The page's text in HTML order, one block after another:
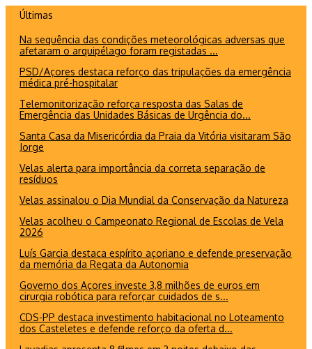
conteúdo
Últimas
Na sequência das condições meteorológicas adversas que
afetaram o arquipélago foram registadas ...
PSD/Açores destaca reforço das tripulações da emergência
médica pré-hospitalar
Telemonitorização reforça resposta das Salas de
Emergência das Unidades Básicas de Urgência do...
Santa Casa da Misericórdia da Praia da Vitória visitaram São
Jorge
Velas alerta para importância da correta separação de
resíduos
Velas assinalou o Dia Mundial da Conservação da Natureza
Velas acolheu o Campeonato Regional de Escolas de Vela
2026
Luís Garcia destaca espírito açoriano e defende preservação
da memória da Regata da Autonomia
Governo dos Açores investe 3,8 milhões de euros em
cirurgia robótica para reforçar cuidados de s...
CDS-PP destaca investimento habitacional no Loteamento
dos Casteletes e defende reforço da oferta d...